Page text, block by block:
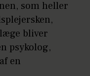
som heller
bliver
psykolog,
en